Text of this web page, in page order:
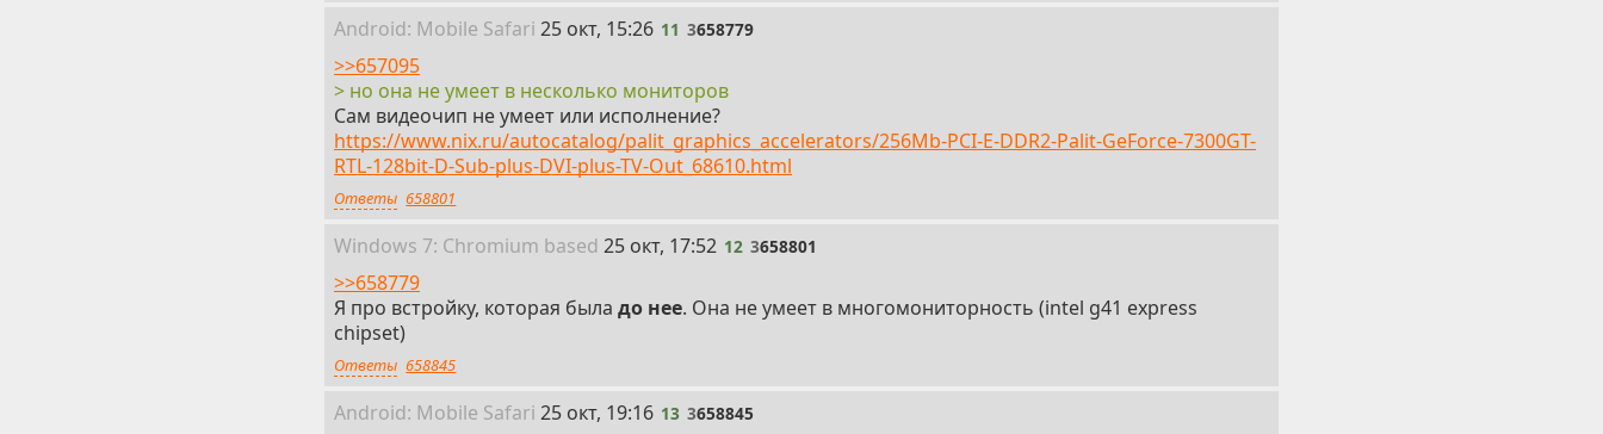
Android: Mobile Safari 11
25 окт, 15:26 11 3658779
>>657095
> но она не умеет в несколько мониторов
Сам видеочип не умеет или исполнение?
https://www.nix.ru/autocatalog/palit_graphics_accelerators/256Mb-PCI-E-DDR2-Palit-GeForce-7300GT-
RTL-128bit-D-Sub-plus-DVI-plus-TV-Out_68610.html
Ответы 658801
Windows 7: Chromium based 12
25 окт, 17:52 12 3658801
>>658779
Я про встройку, которая была до нее. Она не умеет в многомониторность (intel g41 express
chipset)
Ответы 658845
Android: Mobile Safari 13
25 окт, 19:16 13 3658845